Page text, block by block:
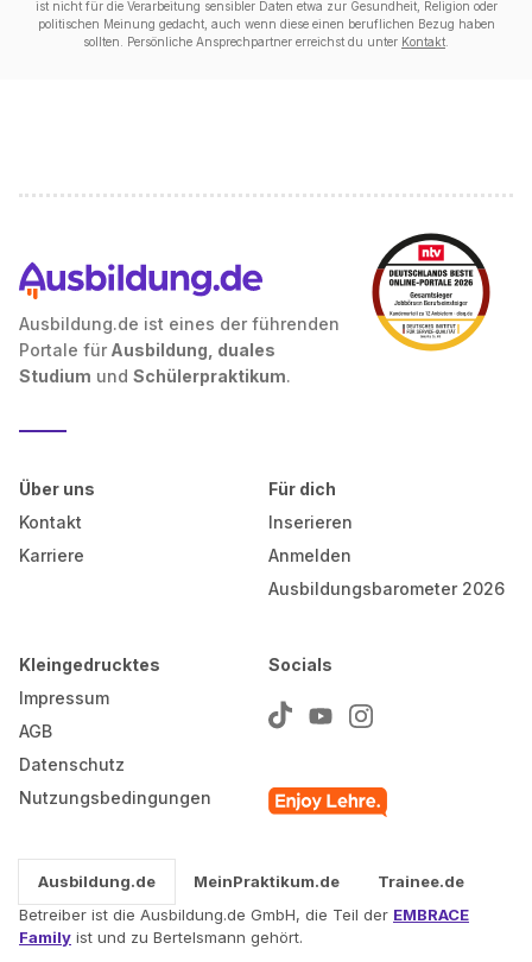
ist nicht für die Verarbeitung sensibler Daten etwa zur Gesundheit, Religion oder
politischen Meinung gedacht, auch wenn diese einen beruflichen Bezug haben
sollten. Persönliche Ansprechpartner erreichst du unter Kontakt
Ausbildung.de ist eines der führenden
Portale für Ausbildung, duales
Studium und Schülerpraktikum.
Über uns
Kontakt
Karriere
Für dich
Inserieren
Anmelden
Ausbildungsbarometer 2026
Kleingedrucktes
Impressum
AGB
Datenschutz
Nutzungsbedingungen
Socials
Ausbildung.de MeinPraktikum.de
Trainee.de
Betreiber ist die Ausbildung.de GmbH, die Teil der EMBRACE
Family ist und zu Bertelsmann gehört.